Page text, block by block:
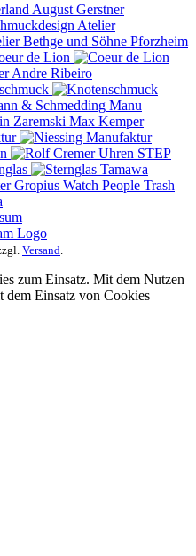
August Gerstner
Atelier
Bethge und Söhne Pforzheim
de Lion
Andre Ribeiro
Manu
Max Kemper
STEP
Tamawa
Watch People Trash
Versand
zum Einsatz. Mit dem Nutzen
dem Einsatz von Cookies